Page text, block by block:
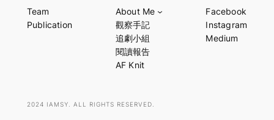
r
Team
Publication
About Me
觀察手記
追劇小組
閱讀報告
AF Knit
Facebook
Instagram
Medium
2024 IAMSY. ALL RIGHTS RESERVED.